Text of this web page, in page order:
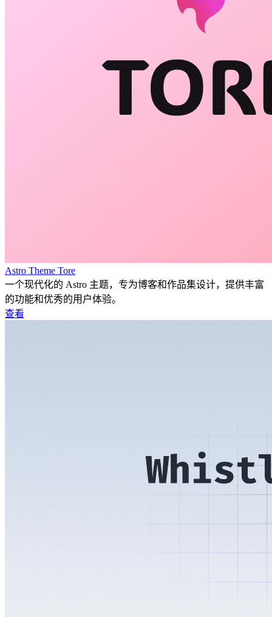
Astro Theme Tore
一个现代化的 Astro 主题，专为博客和作品集设计，提供丰富
的功能和优秀的用户体验。
查看